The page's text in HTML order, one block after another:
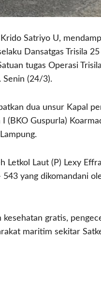
Satriyo U,
Dansatgas Trisila
tugas Operasi
Senin (24/3).
dua unsur Kapal
(BKO Guspurla)
Laut (P) Lexy
yang dikomandani
gratis,
maritim sekitar